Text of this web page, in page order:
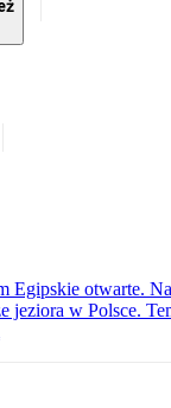
Egipskie otwarte.
jeziora w Polsce.